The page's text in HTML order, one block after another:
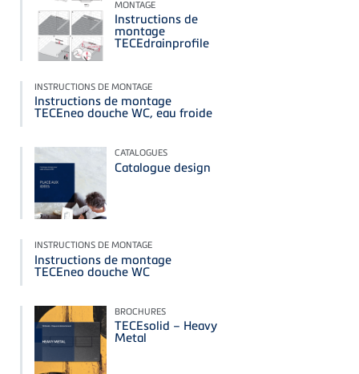
MONTAGE
Instructions de
montage
TECEdrainprofile
INSTRUCTIONS DE MONTAGE
Instructions de montage
TECEneo douche WC, eau froide
CATALOGUES
Catalogue design
INSTRUCTIONS DE MONTAGE
Instructions de montage
TECEneo douche WC
BROCHURES
TECEsolid – Heavy
Metal